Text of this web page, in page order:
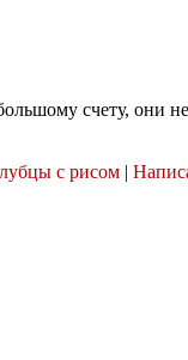
счету, они
с рисом |